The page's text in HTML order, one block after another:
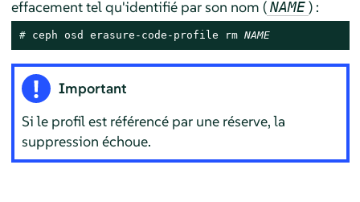
effacement tel qu'identifié par son nom ( NAME ) :
# ceph osd erasure-code-profile rm NAME
Important
Si le profil est référencé par une réserve, la
suppression échoue.